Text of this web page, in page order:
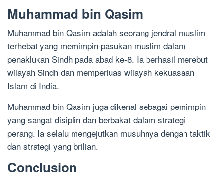
Muhammad bin Qasim
Muhammad bin Qasim adalah seorang jendral muslim
terhebat yang memimpin pasukan muslim dalam
penaklukan Sindh pada abad ke-8. Ia berhasil merebut
wilayah Sindh dan memperluas wilayah kekuasaan
Islam di India.
Muhammad bin Qasim juga dikenal sebagai pemimpin
yang sangat disiplin dan berbakat dalam strategi
perang. Ia selalu mengejutkan musuhnya dengan taktik
dan strategi yang brilian.
Conclusion